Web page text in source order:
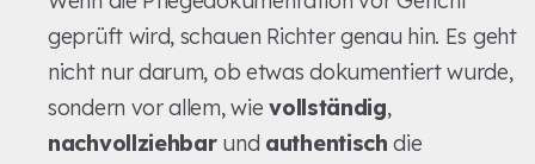
geprüft wird, schauen Richter genau hin. Es geht
nicht nur darum, ob etwas dokumentiert wurde,
sondern vor allem, wievollständig,
nachvollziehbarund authentisch die